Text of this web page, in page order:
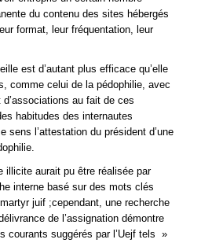
du contenu des sites hébergés
format, leur fréquentation, leur
est d’autant plus efficace qu’elle
comme celui de la pédophilie, avec
d’associations au fait de ces
habitudes des internautes
sens l’attestation du président d’une
illicite aurait pu être réalisée par
interne basé sur des mots clés
juif ;cependant, une recherche
de l’assignation démontre
courants suggérés par l’Uejf tels »